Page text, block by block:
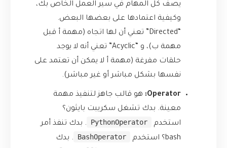
يصف كل المهام في سير العمل الخاص بك،
وكيفية اعتمادها على بعضها البعض.
“Directed” تعني أن لها اتجاه (مهمة أ قبل
مهمة ب)، و “Acyclic” تعني أنه لا يوجد
حلقات مفرغة (مهمة أ لا يمكن أن تعتمد على
نفسها بشكل مباشر أو غير مباشر).
Operator:
هو قالب جاهز لتنفيذ مهمة
معينة. بدك تشغل سكريبت بايثون؟
استخدم
PythonOperator
. بدك تنفذ أمر
bash؟ استخدم
BashOperator
. بدك